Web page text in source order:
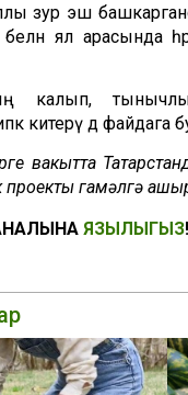
зур эш
ял арасында
калып,
китерү дә файдага
вакытта
проекты гамәлгә
ЯЗЫЛЫГЫЗ!